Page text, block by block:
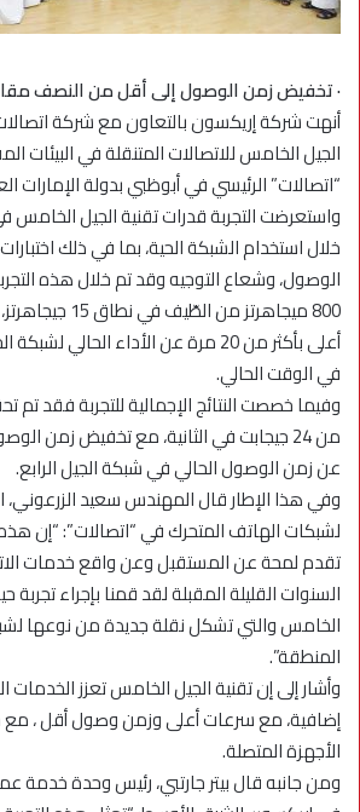
· تخفيض زمن الوصول إلى أقل من النصف
أنهت شركة إريكسون بالتعاون مع شركة اتصالات
الجيل الخامس للاتصالات المتنقلة في البيئات
“اتصالات” الرئيسي في أبوظبي بدولة الإمارات
واستعرضت التجربة قدرات تقنية الجيل الخامس
خلال استخدام الشبكة الحية، بما في ذلك
الوصول، وشعاع التوجيه وقد تم خلال هذه
800 ميجاهرتز من
أعلى بأكثر من 20 مرة عن الأداء الحالي
في الوقت الحالي.
وفيما خصصت النتائج الإجمالية للتجربة فقد تم
من 24 جيجابت في الثانية، مع تخفيض زمن
عن زمن الوصول الحالي في شبكة الجيل الرابع.
وفي هذا الإطار قال المهندس سعيد الزرعوني،
لشبكات الهاتف المتحرك في “اتصالات”: “إن هذه
تقدم لمحة عن المستقبل وعن واقع خدمات
السنوات القليلة المقبلة لقد قمنا بإجراء
الخامس والتي تشكل نقلة جديدة من نوعها
المنطقة”.
وأشار إلى إن تقنية الجيل الخامس تعزز
إضافية، مع سرعات أعلى وزمن وصول أقل ،
الأجهزة المتصلة.
ومن جانبه قال بيتر جارتبي، رئيس وحدة خدمة